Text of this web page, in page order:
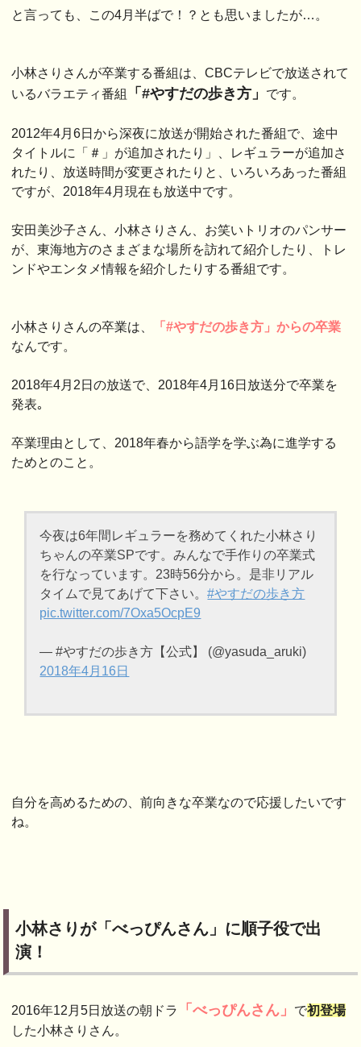
と言っても、この4月半ばで！？とも思いましたが…。
小林さりさんが卒業する番組は、CBCテレビで放送されて
いるバラエティ番組
「#やすだの歩き方」 です。
2012年4月6日から深夜に放送が開始された番組で、途中
タイトルに「＃」が追加されたり」、レギュラーが追加さ
れたり、放送時間が変更されたりと、いろいろあった番組
ですが、2018年4月現在も放送中です。
安田美沙子さん、小林さりさん、お笑いトリオのパンサー
が、東海地方のさまざまな場所を訪れて紹介したり、トレ
ンドやエンタメ情報を紹介したりする番組です。
小林さりさんの卒業は、
「#やすだの歩き方」からの卒業
なんです。
2018年4月2日の放送で、2018年4月16日放送分で卒業を
発表｡
卒業理由として、2018年春から語学を学ぶ為に進学する
ためとのこと。
今夜は6年間レギュラーを務めてくれた小林さり
ちゃんの卒業SPです。みんなで手作りの卒業式
を行なっています。23時56分から。是非リアル
タイムで見てあげて下さい。#やすだの歩き方
pic.twitter.com/7Oxa5OcpE9
— #やすだの歩き方【公式】 (@yasuda_aruki)
2018年4月16日
自分を高めるための、前向きな卒業なので応援したいです
ね。
小林さりが「べっぴんさん」に順子役で出
演！
2016年12月5日放送の朝ドラ 「べっぴんさん」 で初登場
した小林さりさん。